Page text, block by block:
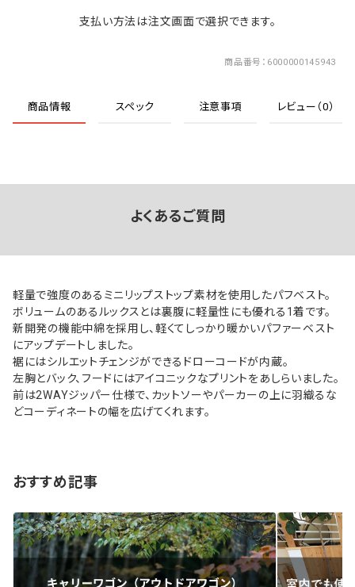
支払い方法は注文画面で選択できます。
商品番号 6000000145943
商品情報 スペック 注意事項 レビュー（0）
よくあるご質問
軽量で強度のあるミニリップストップ素材を使用したパフベスト。
ボリュームのあるルックスとは裏腹に軽量性にも優れる1着です。
新開発の機能中綿を採用し、軽くてしっかり暖かいパファーベスト
にアップデートしました。
裾にはシルエットチェンジができるドローコードが内蔵。
左胸とバック、フードにはアイコニックなプリントをあしらいました。
前は2WAYジッパー仕様で、カットソーやパーカーの上に羽織るな
どコーディネートの幅を広げてくれます。
おすすめ記事